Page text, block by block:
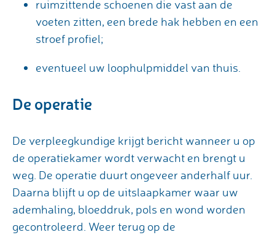
ruimzittende schoenen die vast aan de
voeten zitten, een brede hak hebben en een
stroef profiel;
eventueel uw loophulpmiddel van thuis.
De operatie
De verpleegkundige krijgt bericht wanneer u op
de operatiekamer wordt verwacht en brengt u
weg. De operatie duurt ongeveer anderhalf uur.
Daarna blijft u op de uitslaapkamer waar uw
ademhaling, bloeddruk, pols en wond worden
gecontroleerd. Weer terug op de